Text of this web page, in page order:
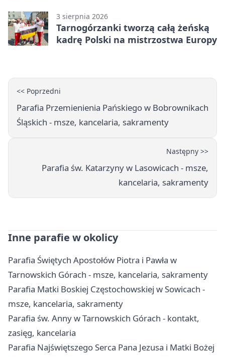
3 sierpnia 2026
Tarnogórzanki tworzą całą żeńską
kadrę Polski na mistrzostwa Europy
<< Poprzedni
Parafia Przemienienia Pańskiego w Bobrownikach
Śląskich - msze, kancelaria, sakramenty
Następny >>
Parafia św. Katarzyny w Lasowicach - msze,
kancelaria, sakramenty
Inne parafie w okolicy
Parafia Świętych Apostołów Piotra i Pawła w
Tarnowskich Górach - msze, kancelaria, sakramenty
Parafia Matki Boskiej Częstochowskiej w Sowicach -
msze, kancelaria, sakramenty
Parafia św. Anny w Tarnowskich Górach - kontakt,
zasięg, kancelaria
Parafia Najświętszego Serca Pana Jezusa i Matki Bożej